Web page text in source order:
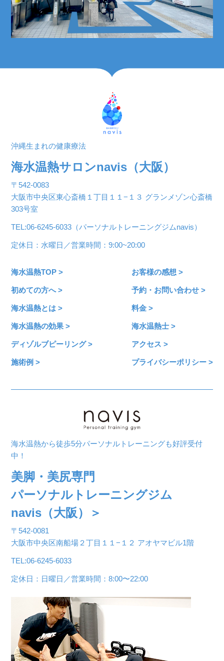
沖縄生まれの健康療法
海水温熱サロンnavis（大阪）
〒542-0083
大阪市中央区東心斎橋１丁目１１−１３ グランメゾン心斎橋
303号室
TEL:06-6245-6033（パーソナルトレーニングジムnavis）
定休日：水曜日／営業時間：9:00~20:00
海水温熱TOP >
初めての方へ >
海水温熱とは >
海水温熱の効果 >
ディゾルブピーリング >
施術例 >
お客様の感想 >
予約・お問い合わせ >
料金 >
海水温熱士 >
アクセス >
プライバシーポリシー >
海水温熱から徒歩5分パーソナルトレーニングも好評受付
中！
美脚・美尻専門
パーソナルトレーニングジム
navis（大阪）＞
〒542-0081
大阪市中央区南船場２丁目１１−１２ アオヤマビル1階
TEL:06-6245-6033
定休日：日曜日／営業時間：8:00〜22:00